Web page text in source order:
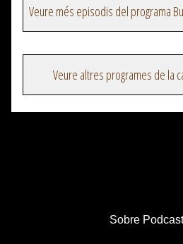
Veure altres programes de la
Sobre